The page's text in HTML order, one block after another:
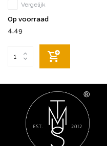
Vergelijk
Op voorraad
4,49